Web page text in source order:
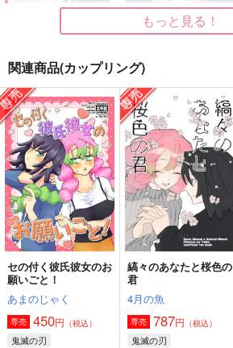
縞々のあなたと桜色の
君
4月の魚
787円（税込）
伊黒小芭内×甘露寺蜜璃
サンプル
作品詳細
花齢百年の恋
拳万
1,100円（税込）
伊黒小芭内×甘露寺蜜璃
サンプル
作品詳細
もっと見る！
関連商品(カップリング)
セの付く彼氏彼女のお
願いごと！
あまのじゃく
専売 450円 （税込）
鬼滅の刃
縞々のあなたと桜色の
君
4月の魚
専売 787円 （税込）
鬼滅の刃